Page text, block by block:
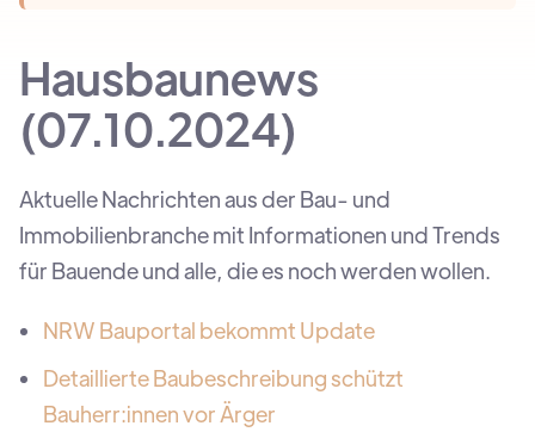
Hausbaunews
(07.10.2024)
Aktuelle Nachrichten aus der Bau- und
Immobilienbranche mit Informationen und Trends
für Bauende und alle, die es noch werden wollen.
NRW Bauportal bekommt Update
Detaillierte Baubeschreibung schützt
Bauherr:innen vor Ärger